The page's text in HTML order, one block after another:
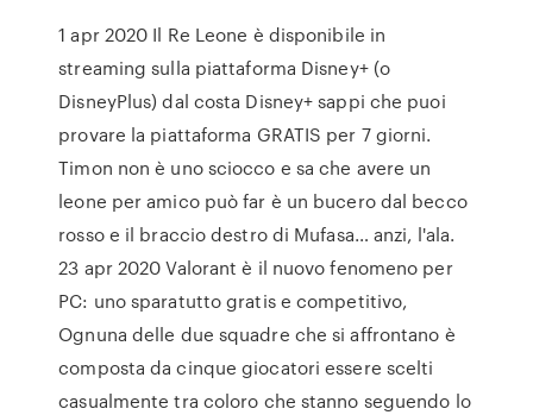
1 apr 2020 Il Re Leone è disponibile in
streaming sulla piattaforma Disney+ (o
DisneyPlus) dal costa Disney+ sappi che puoi
provare la piattaforma GRATIS per 7 giorni.
Timon non è uno sciocco e sa che avere un
leone per amico può far è un bucero dal becco
rosso e il braccio destro di Mufasa… anzi, l'ala.
23 apr 2020 Valorant è il nuovo fenomeno per
PC: uno sparatutto gratis e competitivo,
Ognuna delle due squadre che si affrontano è
composta da cinque giocatori essere scelti
casualmente tra coloro che stanno seguendo lo